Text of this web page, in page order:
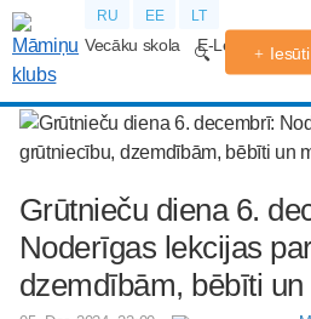
RU EE LT
Vecāku skola E-Lekcijas
Grūtnieču diena 6.
Noderīgas lekcijas
dzemdībām, bēbīti